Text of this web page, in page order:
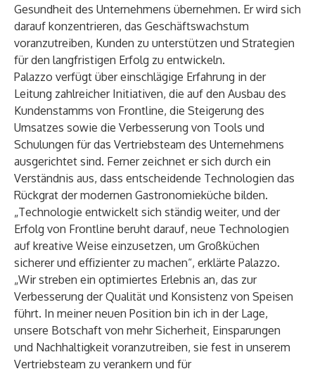
Gesundheit des Unternehmens übernehmen. Er wird sich
darauf konzentrieren, das Geschäftswachstum
voranzutreiben, Kunden zu unterstützen und Strategien
für den langfristigen Erfolg zu entwickeln.
Palazzo verfügt über einschlägige Erfahrung in der
Leitung zahlreicher Initiativen, die auf den Ausbau des
Kundenstamms von Frontline, die Steigerung des
Umsatzes sowie die Verbesserung von Tools und
Schulungen für das Vertriebsteam des Unternehmens
ausgerichtet sind. Ferner zeichnet er sich durch ein
Verständnis aus, dass entscheidende Technologien das
Rückgrat der modernen Gastronomieküche bilden.
„Technologie entwickelt sich ständig weiter, und der
Erfolg von Frontline beruht darauf, neue Technologien
auf kreative Weise einzusetzen, um Großküchen
sicherer und effizienter zu machen“, erklärte Palazzo.
„Wir streben ein optimiertes Erlebnis an, das zur
Verbesserung der Qualität und Konsistenz von Speisen
führt. In meiner neuen Position bin ich in der Lage,
unsere Botschaft von mehr Sicherheit, Einsparungen
und Nachhaltigkeit voranzutreiben, sie fest in unserem
Vertriebsteam zu verankern und für